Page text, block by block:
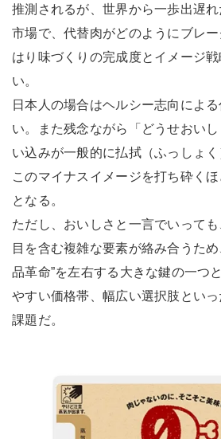
推測されるが、世界から一歩出遅
市場で、代替肉がどのようにブレ
はり味づくりの完成度とイメージ
い。
日本人の場合はヘルシー志向によ
い。また残念ながら「どうせおい
い込みが一般的に払拭（ふっしょく
このマイナスイメージを打ち砕くほ
となる。
ただし、おいしさと一言でいって
目を含む複雑な要素が絡み合うた
品革命”を左右する大きな鍵の一つ
やすい価格帯、幅広い選択肢とい
課題だ。